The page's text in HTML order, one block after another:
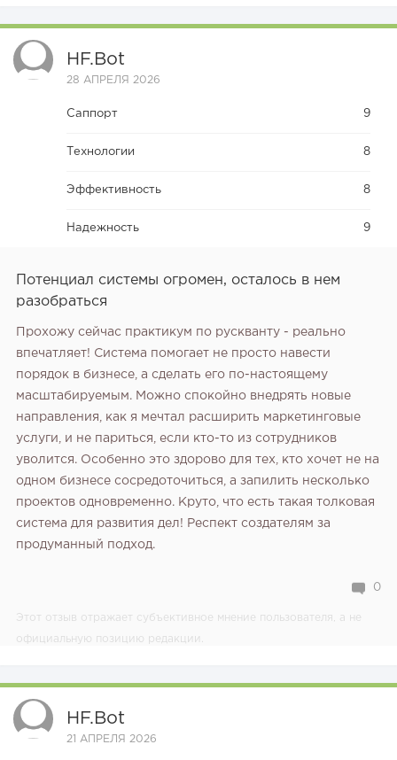
HF.bot
28 АПРЕЛЯ 2026
Саппорт 9
Технологии 8
Эффективность 8
Надежность 9
Потенциал системы огромен, осталось в нем
разобраться
Прохожу сейчас практикум по рускванту - реально
впечатляет! Система помогает не просто навести
порядок в бизнесе, а сделать его по-настоящему
масштабируемым. Можно спокойно внедрять новые
направления, как я мечтал расширить маркетинговые
услуги, и не париться, если кто-то из сотрудников
уволится. Особенно это здорово для тех, кто хочет не на
одном бизнесе сосредоточиться, а запилить несколько
проектов одновременно. Круто, что есть такая толковая
система для развития дел! Респект создателям за
продуманный подход.
0
Этот отзыв отражает субъективное мнение пользователя, а не
официальную позицию редакции.
HF.bot
21 АПРЕЛЯ 2026